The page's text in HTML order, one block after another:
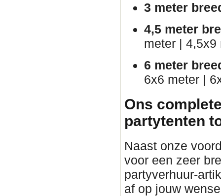
3 meter
4,5 meter
meter | 4,5x9
6 meter
6x6 meter |
Ons
partytenten
Naast onze
voor een zeer
partyverhuur-
af op jouw